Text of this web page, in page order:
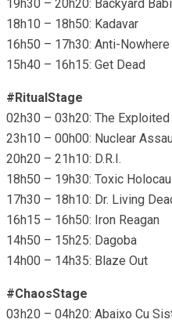
19h30 – 20h20: Backyard
18h10 – 18h50: Kadavar
16h50 – 17h30: Anti-Nowhere
15h40 – 16h15: Get Dead
#RitualStage
02h30 – 03h20: The Exploited
23h10 – 00h00: Nuclear
20h20 – 21h10: D.R.I.
18h50 – 19h30: Toxic
17h30 – 18h10: Dr. Living
16h15 – 16h50: Iron Reagan
14h50 – 15h25: Dagoba
14h00 – 14h35: Blaze Out
#ChaosStage
03h20 – 04h20: Abaixo Cu